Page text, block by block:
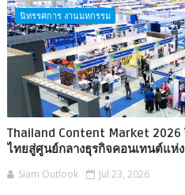
นิทรรศการ งานมหกรรม
Thailand Content Market 2026
ไทยสู่ศูนย์กลางธุรกิจคอนเทนต์แห่ง
Siam Outlook Jul 23, 2026